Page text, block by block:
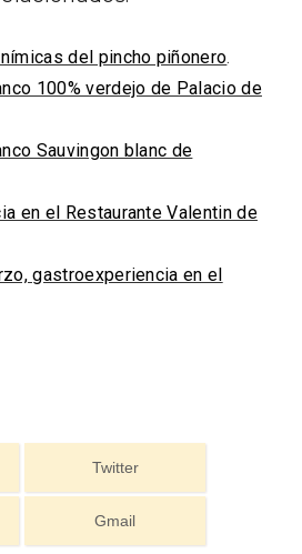
del pincho piñonero.
100% verdejo de Palacio de
Sauvingon blanc de
en el Restaurante Valentin de
gastroexperiencia en el
Twitter
Gmail
2026 en la Ruta del